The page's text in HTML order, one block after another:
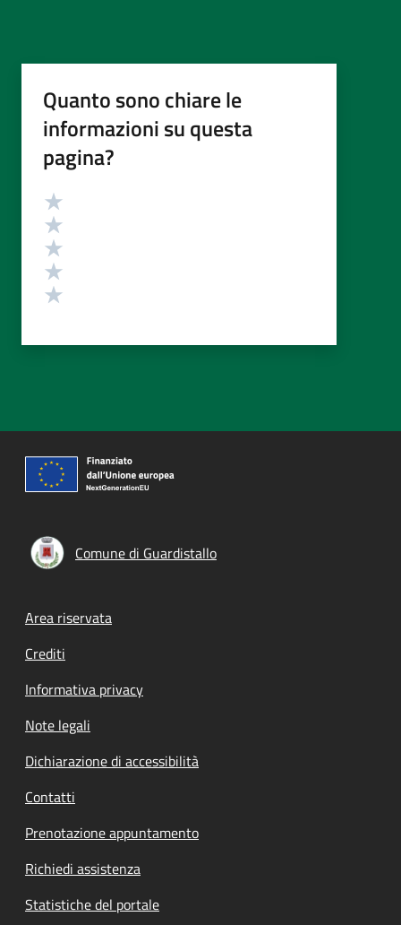
Quanto sono chiare le
informazioni su questa
pagina?
Valutazione
Comune di Guardistallo
Footer menu
Area riservata
Crediti
Informativa privacy
Note legali
Dichiarazione di accessibilità
Contatti
Prenotazione appuntamento
Richiedi assistenza
Statistiche del portale